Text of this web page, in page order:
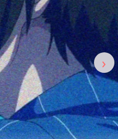
›